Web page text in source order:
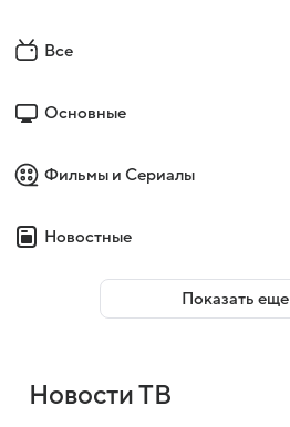
Все
Основные
Фильмы и Сериалы
Новостные
Показать еще
Новости ТВ